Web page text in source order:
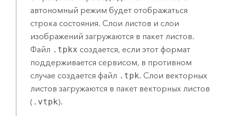
автономный режим будет отображаться
строка состояния. Слои листов и слои
изображений загружаются в пакет листов.
Файл .tpkx создается, если этот формат
поддерживается сервисом, в противном
случае создается файл .tpk. Слои векторных
листов загружаются в пакет векторных листов
( .vtpk).